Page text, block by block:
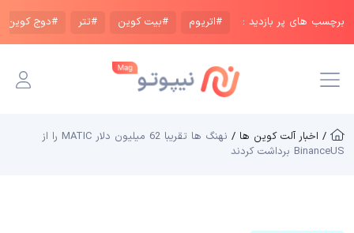
برچسب های پر بازدید : #اتریوم #بیت کوین #تتر #دوج کوین
/ اخبار آلت کوین ها /
نهنگ ها تقریبا 62 میلیون دلار MATIC را از
BinanceUS برداشت کردند